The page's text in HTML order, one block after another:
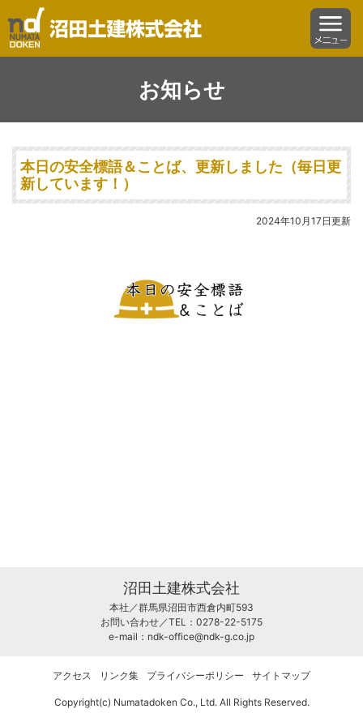
沼田土建株式会社 menu
お知らせ
本日の安全標語＆ことば、更新しました（毎日更
新しています！）
2024年10月17日更新
沼田土建株式会社
本社／群馬県沼田市西倉内町593
お問い合わせ／TEL：0278-22-5175
e-mail： ndk-office@ndk-g.co.jp
アクセス リンク集 プライバシーポリシー サイトマップ
Copyright(c) Numatadoken Co., Ltd. All Rights Reserved.